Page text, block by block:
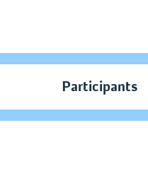
Participants